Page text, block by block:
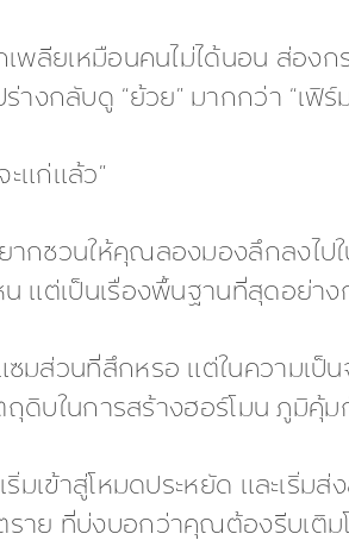
พลียเหมือนคนไม่ได้นอน ส่อง
งกลับดู “ย้วย” มากกว่า “เฟิร์ม
แก่แล้ว”
กชวนให้คุณลองมองลึกลงไป
แต่เป็นเรื่องพื้นฐานที่สุดอย่า
มส่วนที่สึกหรอ แต่ในความเ
ถุดิบในการสร้างฮอร์โมน ภูมิคุ้ม
เริ่มเข้าสู่โหมดประหยัด และ
ย ที่บ่งบอกว่าคุณต้องรีบเติม